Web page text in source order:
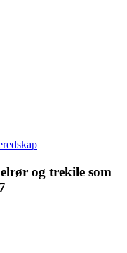
og trekile som